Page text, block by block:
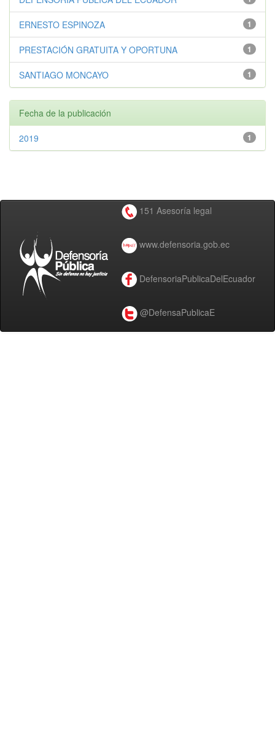
1
ERNESTO ESPINOZA
1
PRESTACIÓN GRATUITA Y OPORTUNA
1
SANTIAGO MONCAYO
Fecha de la publicación
1
2019
151 Asesoría legal
www.defensoria.gob.ec
DefensoriaPublicaDelEcuador
@DefensaPublicaE